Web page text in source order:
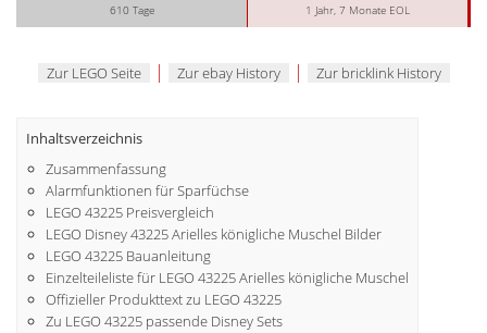
610 Tage
1 Jahr, 7 Monate EOL
Zur LEGO Seite | Zur ebay History | Zur bricklink History
Inhaltsverzeichnis
Zusammenfassung
Alarmfunktionen für Sparfüchse
LEGO 43225 Preisvergleich
LEGO Disney 43225 Arielles königliche Muschel Bilder
LEGO 43225 Bauanleitung
Einzelteileliste für LEGO 43225 Arielles königliche Muschel
Offizieller Produkttext zu LEGO 43225
Zu LEGO 43225 passende Disney Sets